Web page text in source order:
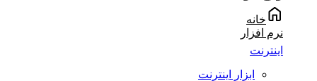
خانه
نرم افزار
اینترنت
ابزار اینترنت